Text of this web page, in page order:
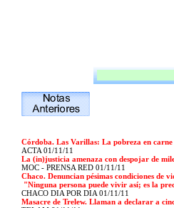
Córdoba. Las Varillas: La pobreza en
ACTA 01/11/11
La (in)justicia amenaza con despojar de
MOC - PRENSA RED 01/11/11
Chaco. Denuncian pésimas condiciones de
"Ninguna persona puede vivir así; es la
CHACO DIA POR DIA 01/11/11
Masacre de Trelew. Llaman a declarar a